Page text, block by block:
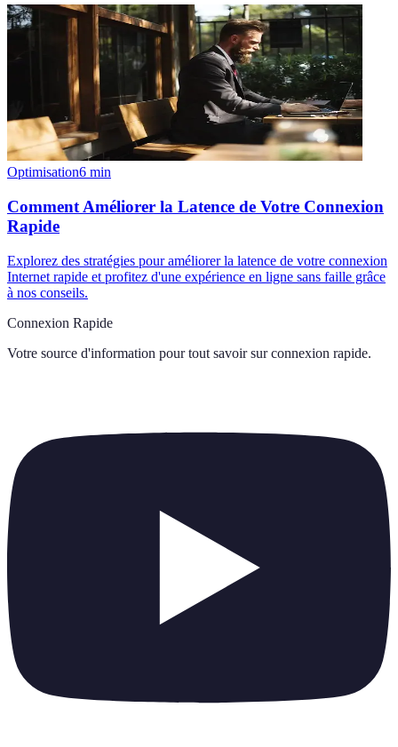
Optimisation6 min
Comment Améliorer la Latence de Votre Connexion
Rapide
Explorez des stratégies pour améliorer la latence de votre connexion
Internet rapide et profitez d'une expérience en ligne sans faille grâce
à nos conseils.
Connexion Rapide
Votre source d'information pour tout savoir sur connexion rapide.